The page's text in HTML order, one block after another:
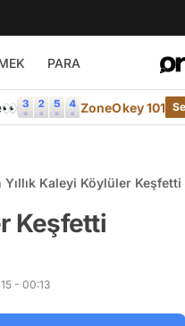
PARA
ZoneOkey 101
Yıllık Kaleyi Köylüler Keşfetti
Keşfetti
- 00:13